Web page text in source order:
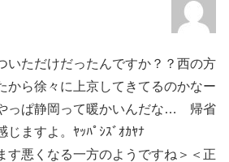
いただけだったんですか？？西の方
から徐々に上京してきてるのかなー
っぱ静岡って暖かいんだな… 帰省
ますよ。ﾔｯﾊﾟｼｽﾞｵｶﾔﾅ
す悪くなる一方のようですね＞＜正